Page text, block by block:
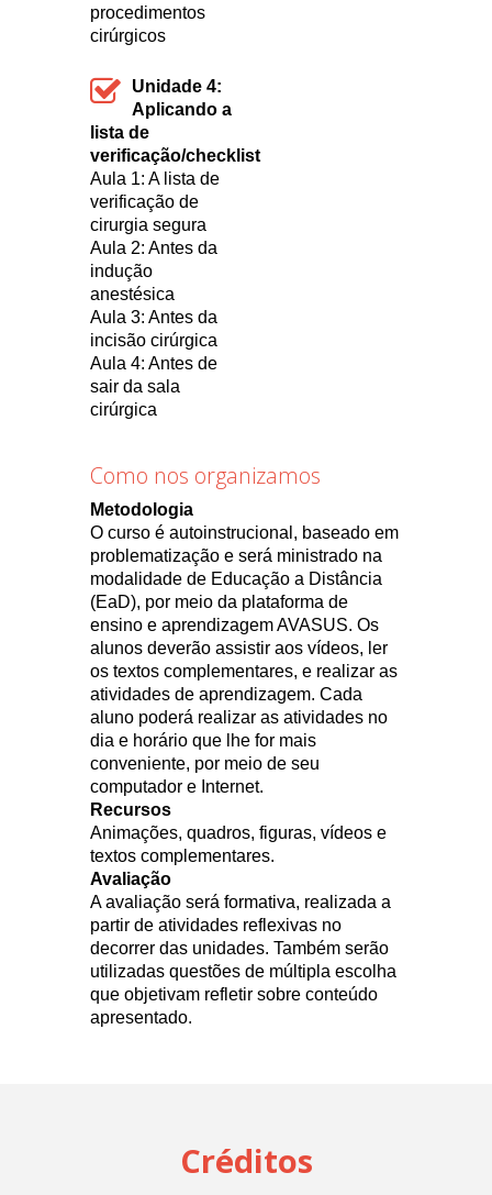
procedimentos
cirúrgicos
Unidade 4:
Aplicando a
lista de
verificação/checklist
Aula 1: A lista de
verificação de
cirurgia segura
Aula 2: Antes da
indução
anestésica
Aula 3: Antes da
incisão cirúrgica
Aula 4: Antes de
sair da sala
cirúrgica
Como nos organizamos
Metodologia
O curso é autoinstrucional, baseado em
problematização e será ministrado na
modalidade de Educação a Distância
(EaD), por meio da plataforma de
ensino e aprendizagem AVASUS. Os
alunos deverão assistir aos vídeos, ler
os textos complementares, e realizar as
atividades de aprendizagem. Cada
aluno poderá realizar as atividades no
dia e horário que lhe for mais
conveniente, por meio de seu
computador e Internet.
Recursos
Animações, quadros, figuras, vídeos e
textos complementares.
Avaliação
A avaliação será formativa, realizada a
partir de atividades reflexivas no
decorrer das unidades. Também serão
utilizadas questões de múltipla escolha
que objetivam refletir sobre conteúdo
apresentado.
Créditos